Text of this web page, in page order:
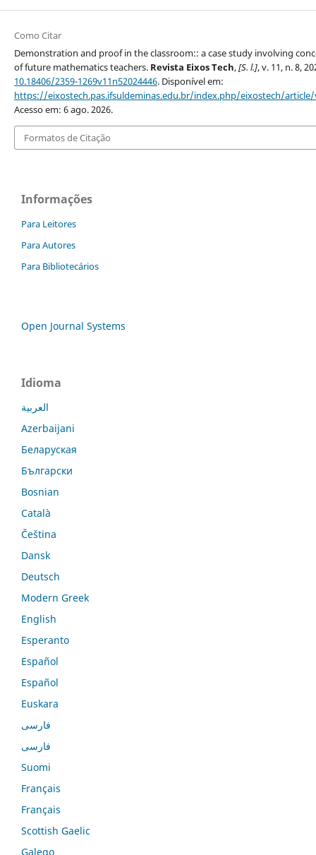
Como Citar
Demonstration and proof in the classroom:: a case study involving
of future mathematics teachers. Revista Eixos Tech,[S. l.], v. 11, n. 8,
10.18406/2359-1269v11n52024446. Disponível em:
https://eixostech.pas.ifsuldeminas.edu.br/index.php/eixostech/
Acesso em: 6 ago. 2026.
Formatos de Citação
Informações
Para Leitores
Para Autores
Para Bibliotecários
Open Journal Systems
Idioma
العربية
Azerbaijani
Беларуская
Български
Bosnian
Català
Čeština
Dansk
Deutsch
Modern Greek
English
Esperanto
Español
Español
Euskara
فارسی
فارسی
Suomi
Français
Français
Scottish Gaelic
Galego